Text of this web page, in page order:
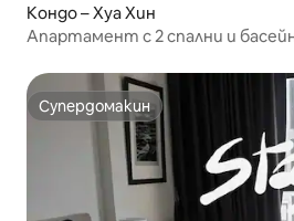
Кондо – Хуа Хин
Апартамент с 2 спални и
Супердомакин
Супердомакин